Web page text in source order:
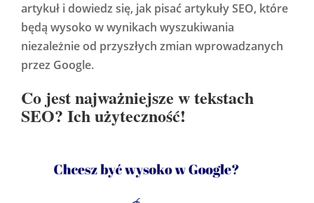
artykuł i dowiedz się, jak pisać artykuły SEO, które
będą wysoko w wynikach wyszukiwania
niezależnie od przyszłych zmian wprowadzanych
przez Google.
Co jest najważniejsze w tekstach
SEO? Ich użyteczność!